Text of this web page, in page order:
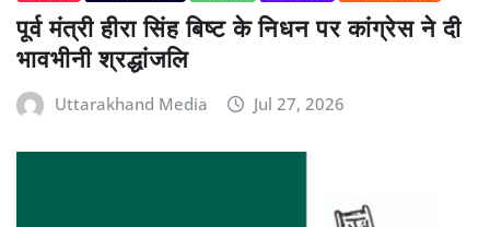
पूर्व मंत्री हीरा सिंह बिष्ट के निधन पर कांग्रेस ने दी
भावभीनी श्रद्धांजलि
Uttarakhand Media Jul 27, 2026